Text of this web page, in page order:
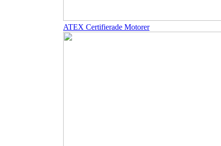
ATEX Certifierade Motorer